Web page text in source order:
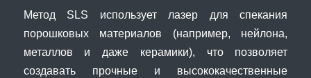
Метод SLS использует лазер для спекания
порошковых материалов (например, нейлона,
металлов и даже керамики), что позволяет
создавать прочные и высококачественные